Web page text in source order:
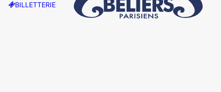
BILLETTERIE